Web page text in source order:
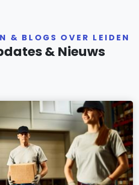
& BLOGS OVER LEIDEN
& Nieuws